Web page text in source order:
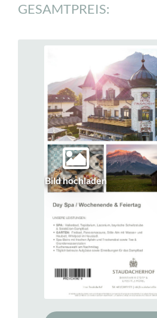
Bild hochladen
GESAMTPREIS: